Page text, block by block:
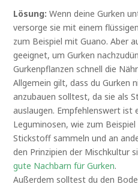
Lösung: Wenn deine Gurken
versorge sie mit einem
zum Beispiel mit Guano. Aber
geeignet, um Gurken
Gurkenpflanzen schnell die
Allgemein gilt, dass du Gurken
anzubauen solltest, da sie als
auslaugen. Empfehlenswert ist
Leguminosen, wie zum
Stickstoff sammeln und an
den Prinzipien der Mischkultur
gute Nachbarn für Gurken.
Außerdem solltest du den